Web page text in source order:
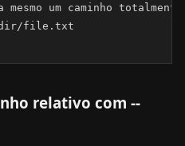
um caminho
dir/file.txt
relativo com --